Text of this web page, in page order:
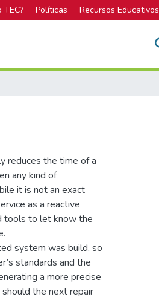
TEC? Políticas Recursos Educativos
reduces the time of a
any kind of
it is not an exact
as a reactive
tools to let know the
system was build, so
standards and the
a more precise
the next repair